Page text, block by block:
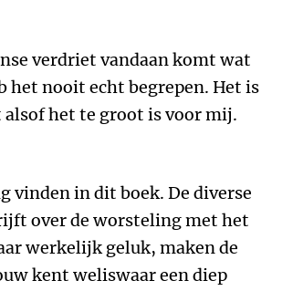
verdriet vandaan komt wat
het nooit echt begrepen. Het is
het te groot is voor mij.
vinden in dit boek. De diverse
over de worsteling met het
werkelijk geluk, maken de
kent weliswaar een diep